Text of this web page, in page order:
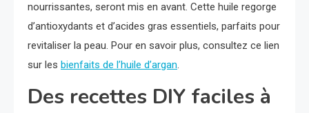
nourrissantes, seront mis en avant. Cette huile regorge
d’antioxydants et d’acides gras essentiels, parfaits pour
revitaliser la peau. Pour en savoir plus, consultez ce lien
sur les bienfaits de l’huile d’argan.
Des recettes DIY faciles à